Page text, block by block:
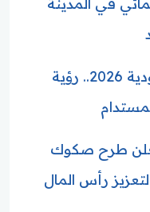
في المدينة
مستقبل الاستثمار في السعودية 2026.. رؤية
تعلن طرح صكوك